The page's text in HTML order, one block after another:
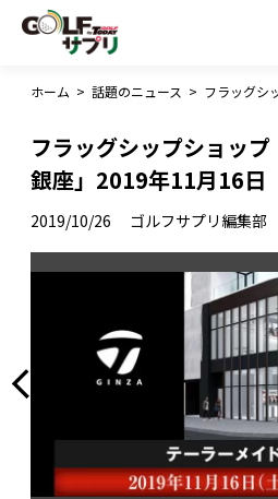
ホーム > 話題のニュース >
フラッグシップショッ
銀座」2019年11月16日
2019/10/26 ゴルフサプリ編集部